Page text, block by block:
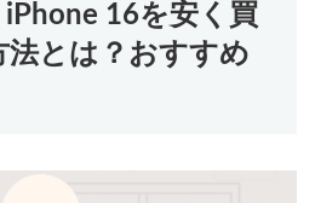
iPhone 16を安く買
法とは？おすすめ